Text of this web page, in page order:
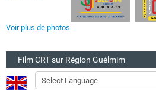
Voir plus de photos
Film CRT sur Région Guélmim